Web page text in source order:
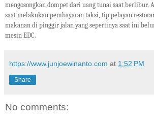
mengosongkan dompet dari uang tunai saat berlibur.
saat melakukan pembayaran taksi, tip pelayan
makanan di pinggir jalan yang sepertinya saat ini
mesin EDC.
https://www.junjoewinanto.com at 1:52 PM
Share
No comments: